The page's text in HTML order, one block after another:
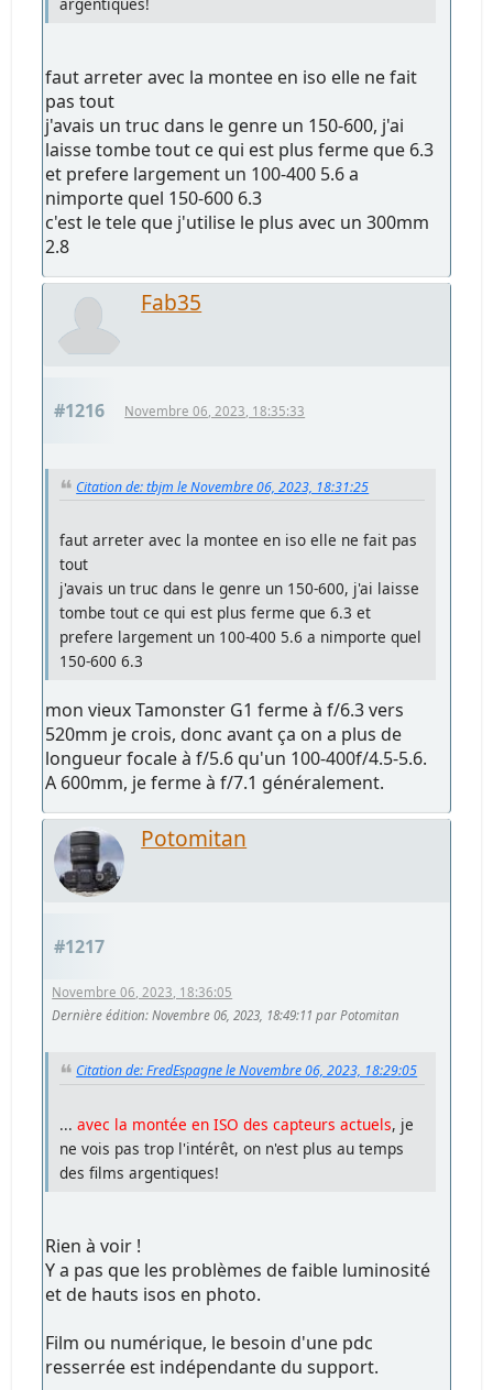
faut arreter avec la montee en iso elle ne fait
pas tout
j'avais un truc dans le genre un 150-600, j'ai
laisse tombe tout ce qui est plus ferme que 6.3
et prefere largement un 100-400 5.6 a
nimporte quel 150-600 6.3
c'est le tele que j'utilise le plus avec un 300mm
2.8
Fab35
#1216 Novembre 06, 2023, 18:35:33
Citation de: tbjm le Novembre 06, 2023, 18:31:25
faut arreter avec la montee en iso elle ne fait pas
tout
j'avais un truc dans le genre un 150-600, j'ai laisse
tombe tout ce qui est plus ferme que 6.3 et
prefere largement un 100-400 5.6 a nimporte quel
150-600 6.3
mon vieux Tamonster G1 ferme à f/6.3 vers
520mm je crois, donc avant ça on a plus de
longueur focale à f/5.6 qu'un 100-400f/4.5-5.6.
A 600mm, je ferme à f/7.1 généralement.
Potomitan
#1217
Novembre 06, 2023, 18:36:05
Dernière édition: Novembre 06, 2023, 18:49:11 par Potomitan
Citation de: FredEspagne le Novembre 06, 2023, 18:29:05
...avec la montée en ISO des capteurs actuels, je
ne vois pas trop l'intérêt, on n'est plus au temps
des films argentiques!
Rien à voir !
Y a pas que les problèmes de faible luminosité
et de hauts isos en photo.
Film ou numérique, le besoin d'une pdc
resserrée est indépendante du support.